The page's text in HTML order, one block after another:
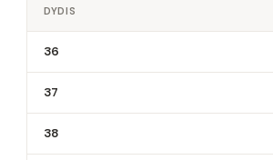
DYDIS
36
37
38